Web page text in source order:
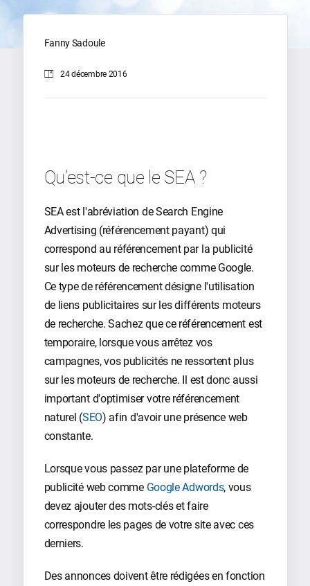
Fanny Sadoule
24 décembre 2016
Qu'est-ce que le SEA ?
SEA est l'abréviation de Search Engine
Advertising (référencement payant) qui
correspond au référencement par la publicité
sur les moteurs de recherche comme Google.
Ce type de référencement désigne l'utilisation
de liens publicitaires sur les différents moteurs
de recherche. Sachez que ce référencement est
temporaire, lorsque vous arrêtez vos
campagnes, vos publicités ne ressortent plus
sur les moteurs de recherche. Il est donc aussi
important d'optimiser votre référencement
naturel (SEO) afin d'avoir une présence web
constante.
Lorsque vous passez par une plateforme de
publicité web comme Google Adwords, vous
devez ajouter des mots-clés et faire
correspondre les pages de votre site avec ces
derniers.
Des annonces doivent être rédigées en fonction